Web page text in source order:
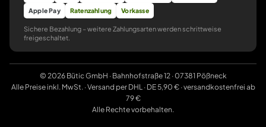
Apple Pay
Ratenzahlung Vorkasse
Sichere Bezahlung – weitere Zahlungsarten werden schrittweise
freigeschaltet.
© 2026 Bütic GmbH · Bahnhofstraße 12 · 07381 Pößneck
Alle Preise inkl. MwSt. · Versand per DHL · DE 5,90 € · versandkostenfrei ab
79 €
Alle Rechte vorbehalten.